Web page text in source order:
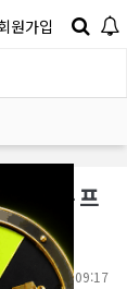
원가입
목받은 프
07.08 09:17